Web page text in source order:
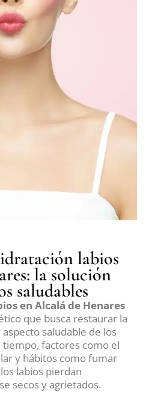
labios
la solución
saludables
en Alcalá de Henares
que busca restaurar la
saludable de los
tiempo, factores como el
y hábitos como fumar
labios pierdan
secos y agrietados.